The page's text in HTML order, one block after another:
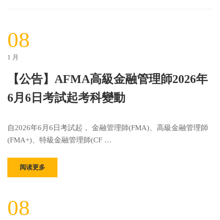
08
1 月
【公告】AFMA高級金融管理師2026年
6月6日考試起考科變動
自2026年6月6日考試起， 金融管理師(FMA)、高級金融管理師
(FMA+)、特級金融管理師(CF …
阅读更多
08